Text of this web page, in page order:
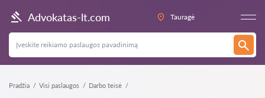
Advokatas-lt.com Tauragė
Pradžia Visi paslaugos Darbo teisė